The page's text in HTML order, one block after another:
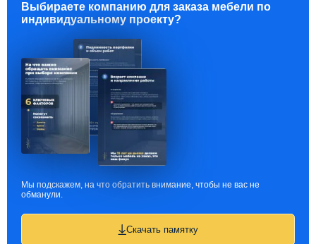
Выбираете компанию для заказа мебели по
индивидуальному проекту?
Мы подскажем, на что обратить внимание, чтобы не вас не
обманули.
Скачать памятку